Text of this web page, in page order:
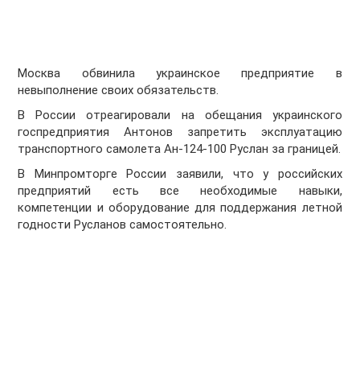
Москва обвинила украинское предприятие в
невыполнение своих обязательств.
В России отреагировали на обещания украинского
госпредприятия Антонов запретить эксплуатацию
транспортного самолета Ан-124-100 Руслан за границей.
В Минпромторге России заявили, что у российских
предприятий есть все необходимые навыки,
компетенции и оборудование для поддержания летной
годности Русланов самостоятельно.